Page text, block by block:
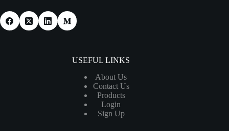
USEFUL LINKS
About Us
Contact Us
Products
Login
Sign Up